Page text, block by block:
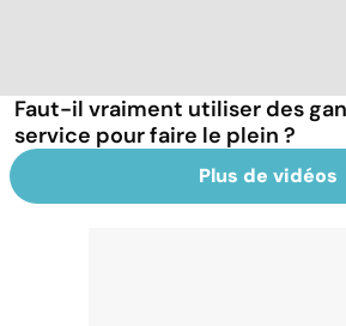
Faut-il vraiment utiliser des
service pour faire le plein ?
Plus de vidéos